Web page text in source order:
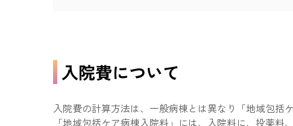
入院費について
入院費の計算方法は、一般病棟とは異なり「地域包括
「地域包括ケア病棟入院料」には、入院料に、投薬